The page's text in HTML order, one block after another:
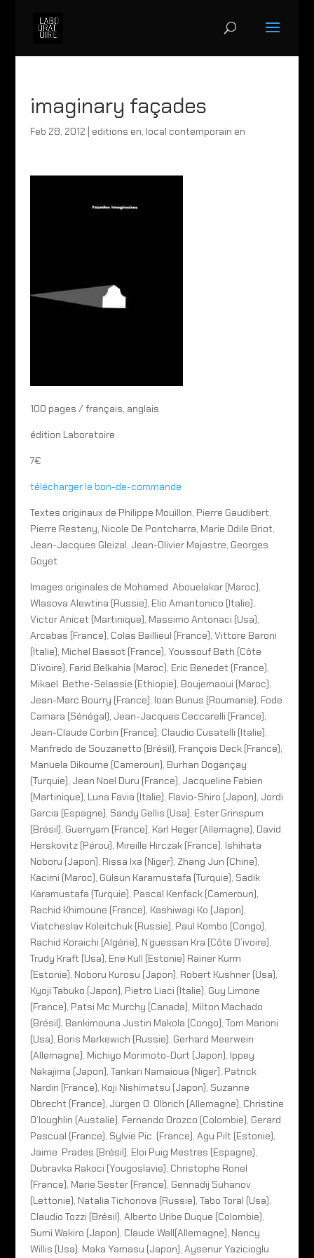
imaginary façades
Feb 28, 2012 editions en, local contemporain en
100 pages / français, anglais
édition Laboratoire
7€
télécharger le bon-de-commande
Textes originaux de Philippe Mouillon, Pierre Gaudibert,
Pierre Restany, Nicole De Pontcharra, Marie Odile Briot,
Jean-Jacques Gleizal, Jean-Olivier Majastre, Georges
Goyet
Images originales de Mohamed Abouelakar (Maroc),
Wlasova Alewtina (Russie), Elio Amantonico (Italie),
Victor Anicet (Martinique), Massimo Antonaci (Usa),
Arcabas (France), Colas Baillieul (France), Vittore Baroni
(Italie), Michel Bassot (France), Youssouf Bath (Côte
D’ivoire), Farid Belkahia (Maroc), Eric Benedet (France),
Mikael Bethe-Selassie (Ethiopie), Boujemaoui (Maroc),
Jean-Marc Bourry (France), Ioan Bunus (Roumanie), Fode
Camara (Sénégal), Jean-Jacques Ceccarelli (France),
Jean-Claude Corbin (France), Claudio Cusatelli (Italie),
Manfredo de Souzanetto (Brésil), François Deck (France),
Manuela Dikoume (Cameroun), Burhan Dogançay
(Turquie), Jean Noel Duru (France), Jacqueline Fabien
(Martinique), Luna Favia (Italie), Flavio-Shiro (Japon), Jordi
Garcia (Espagne), Sandy Gellis (Usa), Ester Grinspum
(Brésil), Guerryam (France), Karl Heger (Allemagne), David
Herskovitz (Pérou), Mireille Hirczak (France), Ishihata
Noboru (Japon), Rissa Ixa (Niger), Zhang Jun (Chine),
Kacimi (Maroc), Gülsün Karamustafa (Turquie), Sadik
Karamustafa (Turquie), Pascal Kenfack (Cameroun),
Rachid Khimoune (France), Kashiwagi Ko (Japon),
Viatcheslav Koleitchuk (Russie), Paul Kombo (Congo),
Rachid Koraichi (Algérie), N’guessan Kra (Côte D’ivoire),
Trudy Kraft (Usa), Ene Kull (Estonie) Rainer Kurm
(Estonie), Noboru Kurosu (Japon), Robert Kushner (Usa),
Kyoji Tabuko (Japon), Pietro Liaci (Italie), Guy Limone
(France), Patsi Mc Murchy (Canada), Milton Machado
(Brésil), Bankimouna Justin Makola (Congo), Tom Marioni
(Usa), Boris Markewich (Russie), Gerhard Meerwein
(Allemagne), Michiyo Morimoto-Durt (Japon), Ippey
Nakajima (Japon), Tankari Namaioua (Niger), Patrick
Nardin (France), Koji Nishimatsu (Japon), Suzanne
Obrecht (France), Jürgen O. Olbrich (Allemagne), Christine
O’loughlin (Austalie), Fernando Orozco (Colombie), Gerard
Pascual (France), Sylvie Pic (France), Agu Pilt (Estonie),
Jaime Prades (Brésil), Eloi Puig Mestres (Espagne),
Dubravka Rakoci (Yougoslavie), Christophe Ronel
(France), Marie Sester (France), Gennadij Suhanov
(Lettonie), Natalia Tichonova (Russie), Tabo Toral (Usa),
Claudio Tozzi (Brésil), Alberto Uribe Duque (Colombie),
Sumi Wakiro (Japon), Claude Wall(Allemagne), Nancy
Willis (Usa), Maka Yamasu (Japon), Aysenur Yazicioglu